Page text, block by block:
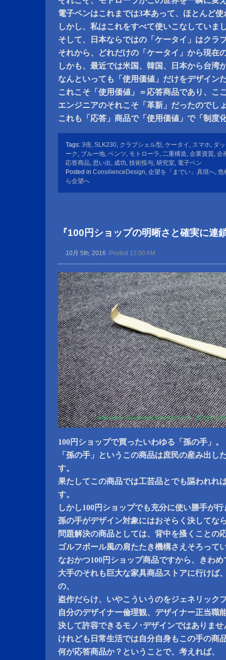
電子ペンはこれまでは3本あって、ほとんど
しかし、私はこれをすべて使いこなしていま
そして、日本ならではの「ケータイ」はクラ
それから、どれだけの「ケータイ」から現在
しかも、最近では米国、韓国、日本から台湾
なんといっても「使用価値」だけをデザイン
これこそ「使用価値」＝応答商品であり、こ
エンジニアのそれこそ「革新」だったのでし
これも「応答」商品で「使用価値」で「制度
Tags: 3倍, SLK230, クラブシェル型, ケータイ , スマホ, ダ
ーク , ブルー地, ベンツ, モトローラ , 二重構造, 企業資質, 企
応答商品, 思い出 , 成功, 技術投与, 研究室, 電子ペン
Posted in ConsilienceDesign, 企望を「までい」具現へ, 危
ら企望へ
『100円ショップの明晰さと確実に連
10月 5th, 2016 Posted 12:00 AM
100円ショップで買ったいわゆる「孫の手」。
「孫の手」というこの商品は庶民の産み出し
す。
果たしてこの商品では工芸品とでも謳われれ
す。
しかし100円ショップでも充分に使い勝手が
孫の手がデザイン対象にはおそらく決してな
問題解決の商品としては、背中を搔くことの
ゴルフボール風の肩たたき機構さえそろって
なおかつ100円ショップ商品ですから、きわ
大手のそれも巨大な家具商品ストアに行けば
の、
盗作だらけ、いやこういうのをジェネリック
自分のデザイナー倫理観、デザイナー正当職
決して許容できるモノ･デザインではありませ
けれども日常生活では自分自身もこの手の商
何が応答商品か？ということで、考えれば、